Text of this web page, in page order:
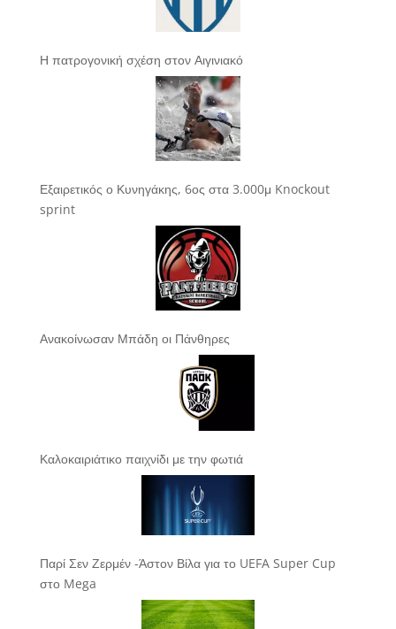
Η πατρογονική σχέση στον Αιγινιακό
Εξαιρετικός ο Κυνηγάκης, 6ος στα 3.000μ Knockout
sprint
Ανακοίνωσαν Μπάδη οι Πάνθηρες
Καλοκαιριάτικο παιχνίδι με την φωτιά
Παρί Σεν Ζερμέν -Άστον Βίλα για το UEFA Super Cup
στο Mega